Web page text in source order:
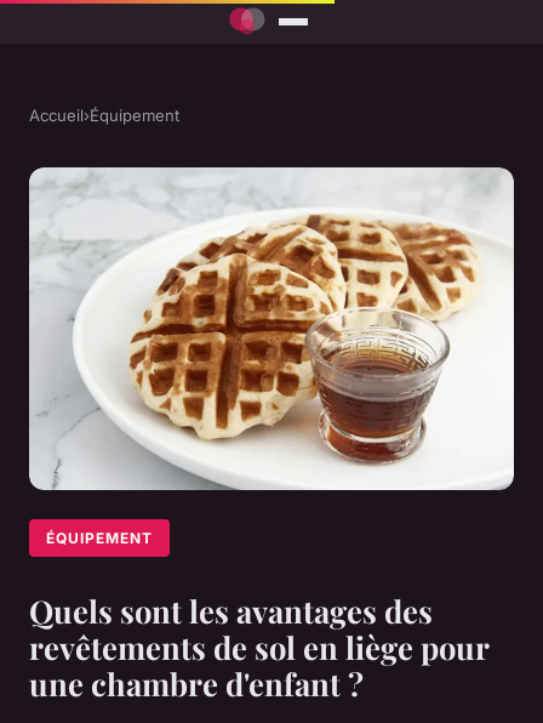
Accueil›Équipement
ÉQUIPEMENT
Quels sont les avantages des
revêtements de sol en liège pour
une chambre d'enfant ?